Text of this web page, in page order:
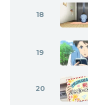
18
19
20